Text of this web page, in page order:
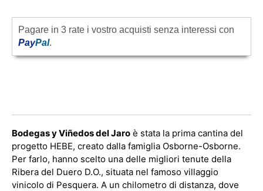
Pagare in 3 rate i vostro acquisti senza interessi con
PayPal.
Bodegas y Viñedos del Jaro è stata la prima cantina del
progetto HEBE, creato dalla famiglia Osborne-Osborne.
Per farlo, hanno scelto una delle migliori tenute della
Ribera del Duero D.O., situata nel famoso villaggio
vinicolo di Pesquera. A un chilometro di distanza, dove